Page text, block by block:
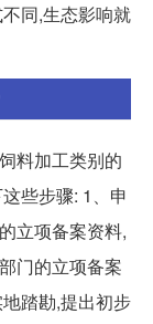
同,生态影响就
料加工类别的
些步骤: 1、申
立项备案资料,
门的立项备案
踏勘,提出初步